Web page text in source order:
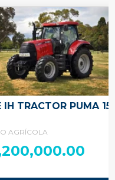
IH TRACTOR PUMA
AGRÍCOLA